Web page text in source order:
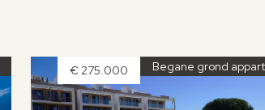
Begane grond
€ 275.000